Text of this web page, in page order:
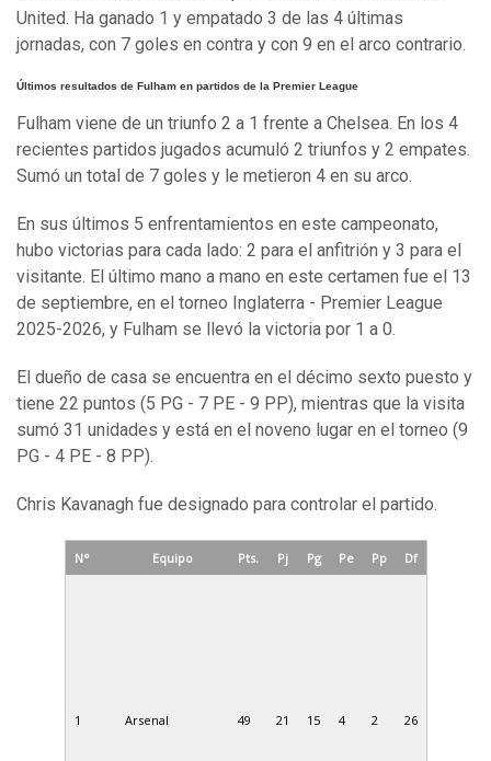
United. Ha ganado 1 y empatado 3 de las 4 últimas
jornadas, con 7 goles en contra y con 9 en el arco contrario.
Últimos resultados de Fulham en partidos de la Premier League
Fulham viene de un triunfo 2 a 1 frente a Chelsea. En los 4
recientes partidos jugados acumuló 2 triunfos y 2 empates.
Sumó un total de 7 goles y le metieron 4 en su arco.
En sus últimos 5 enfrentamientos en este campeonato,
hubo victorias para cada lado: 2 para el anfitrión y 3 para el
visitante. El último mano a mano en este certamen fue el 13
de septiembre, en el torneo Inglaterra - Premier League
2025-2026, y Fulham se llevó la victoria por 1 a 0.
El dueño de casa se encuentra en el décimo sexto puesto y
tiene 22 puntos (5 PG - 7 PE - 9 PP), mientras que la visita
sumó 31 unidades y está en el noveno lugar en el torneo (9
PG - 4 PE - 8 PP).
Chris Kavanagh fue designado para controlar el partido.
N° Equipo Pts. Pj Pg Pe Pp Df
1 Arsenal 49 21 15 4 2 26